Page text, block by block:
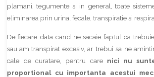
plamani, tegumente si in general, toate
eliminarea prin urina, fecale, transpiratie si
De fiecare data cand ne sacaie faptul ca
sau am transpirat excesiv, ar trebui sa ne
cale de curatare, pentru care nici nu
proportional cu importanta acestui